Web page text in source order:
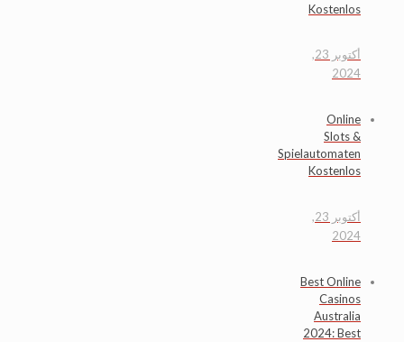
Kostenlos
أكتوبر 23,
2024
Online
Slots &
Spielautomaten
Kostenlos
أكتوبر 23,
2024
Best Online
Casinos
Australia
2024: Best